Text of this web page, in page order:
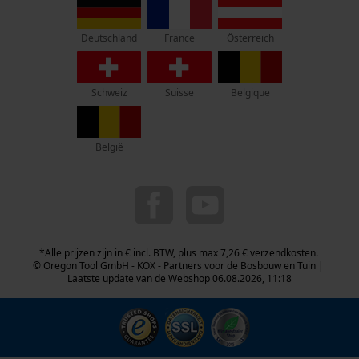
70736 Fellbach
Geen winkel!
Retouradres:
Beim Erlenwäldchen 14/2
Deutschland France Österreich
Schweiz Suisse Belgique
België
*Alle prijzen zijn in € incl. BTW, plus max 7,26 € verzendkosten.
© Oregon Tool GmbH - KOX - Partners voor de Bosbouw en Tuin |
Laatste update van de Webshop 06.08.2026, 11:18
YouTube-video's
Google Maps
Survicate